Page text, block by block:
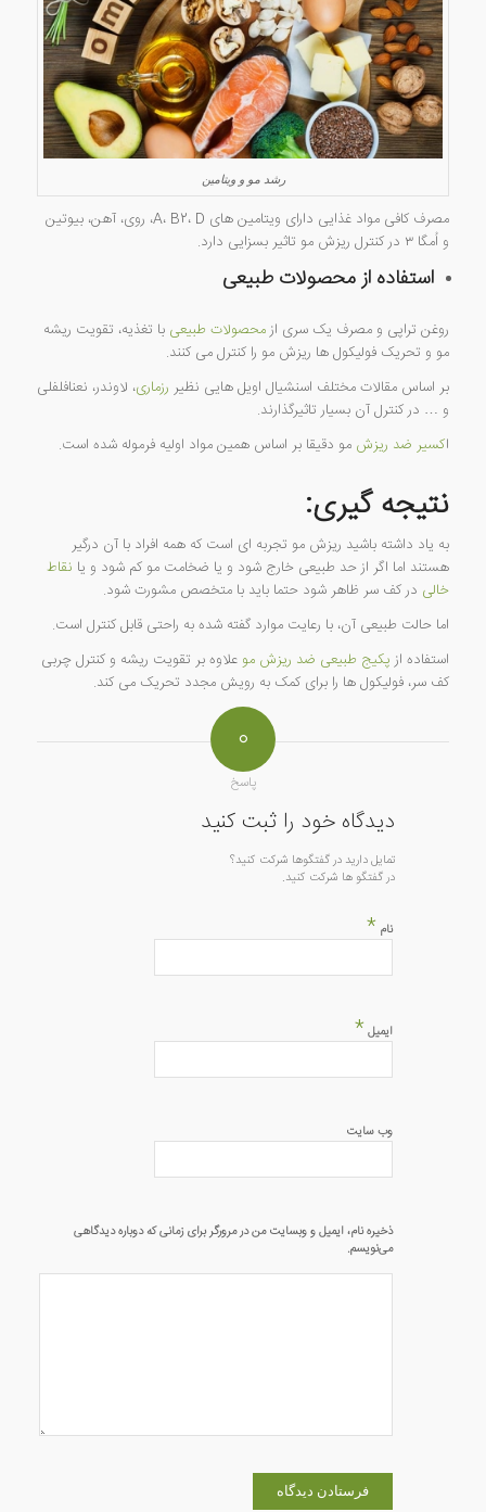
رشد مو و ویتامین
مصرف کافی مواد غذایی دارای ویتامین های A، B2، D، روی، آهن، بیوتین
و اُمگا ۳ در کنترل ریزش مو تاثیر بسزایی دارد.
استفاده از محصولات طبیعی
روغن تراپی و مصرف یک سری ازمحصولات طبیعی با تغذیه، تقویت ریشه
مو و تحریک فولیکول ها ریزش مو را کنترل می کنند.
بر اساس مقالات مختلف اسنشیال اویل هایی نظیر رزماری، لاوندر، نعنافلفلی
و … در کنترل آن بسیار تاثیرگذارند.
اکسیر ضد ریزش مو دقیقا بر اساس همین مواد اولیه فرموله شده است.
نتیجه گیری:
به یاد داشته باشید ریزش مو تجربه ای است که همه افراد با آن درگیر
هستند اما اگر از حد طبیعی خارج شود و یا ضخامت مو کم شود و یا نقاط
خالی در کف سر ظاهر شود حتما باید با متخصص مشورت شود.
اما حالت طبیعی آن، با رعایت موارد گفته شده به راحتی قابل کنترل است.
استفاده از پکیج طبیعی ضد ریزش مو علاوه بر تقویت ریشه و کنترل چربی
کف سر، فولیکول ها را برای کمک به رویش مجدد تحریک می کند.
۰
پاسخ
دیدگاه خود را ثبت کنید
تمایل دارید در گفتگوها شرکت کنید؟
در گفتگو ها شرکت کنید.
نام *
ایمیل*
وب‌ سایت
ذخیره نام، ایمیل و وبسایت من در مرورگر برای زمانی که دوباره دیدگاهی
می‌نویسم.